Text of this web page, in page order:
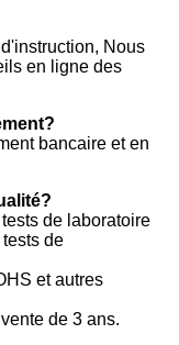
Nous
en ligne des
bancaire et en
de laboratoire
de
et autres
de 3 ans.